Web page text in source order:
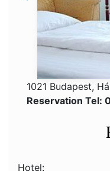
1021 Budapest,
Reservation Tel:
Hotel: